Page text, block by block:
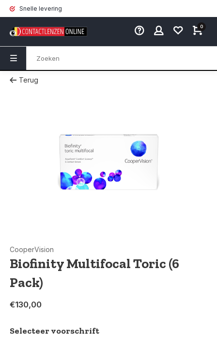
Snelle levering
0
Terug
CooperVision
Biofinity Multifocal Toric (6
Pack)
€130,00
Selecteer voorschrift